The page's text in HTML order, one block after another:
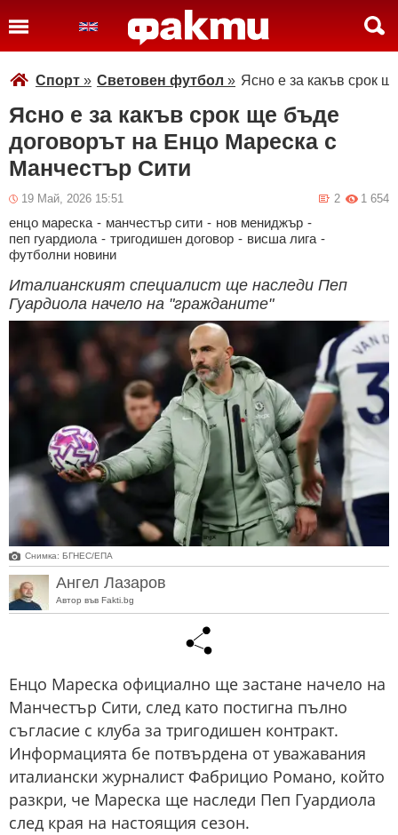
Спорт » Световен футбол » Ясно е за какъв срок
Ясно е за какъв срок ще бъде
договорът на Енцо Мареска с
Манчестър Сити
19 Май, 2026 15:51 1 654
2
енцо мареска - манчестър сити - нов мениджър -
пеп гуардиола - тригодишен договор - висша лига -
футболни новини
Италианският специалист ще наследи Пеп
Гуардиола начело на "гражданите"
Снимка: БГНЕС/EПA
Ангел Лазаров
Автор във Fakti.bg
Енцо Мареска официално ще застане начело на
Манчестър Сити, след като постигна пълно
съгласие с клуба за тригодишен контракт.
Информацията бе потвърдена от уважавания
италиански журналист Фабрицио Романо, който
разкри, че Мареска ще наследи Пеп Гуардиола
след края на настоящия сезон.